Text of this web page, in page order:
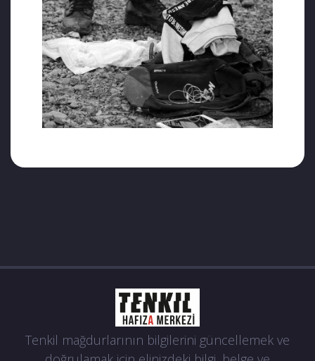
Tenkil mağdurlarının bilgilerini güncellemek ve